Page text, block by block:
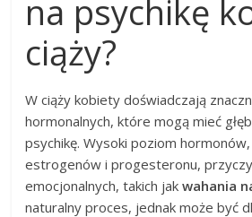
na psychikę
ciąży?
W ciąży kobiety doświadczają
hormonalnych, które mogą mieć
psychikę. Wysoki poziom hormonów,
estrogenów i progesteronu,
emocjonalnych, takich jakwahania
naturalny proces, jednak może być